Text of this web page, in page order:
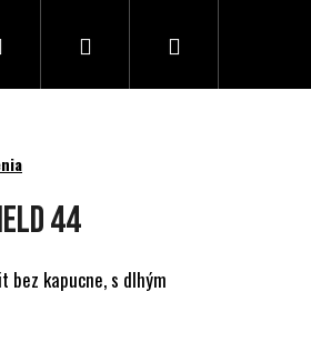
Hľadať PrihlásenieNákupný
44
bez kapucne, s dlhým